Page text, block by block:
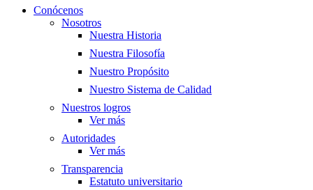
Conócenos
Nosotros
Nuestra Historia
Nuestra Filosofía
Nuestro Propósito
Nuestro Sistema de Calidad
Nuestros logros
Ver más
Autoridades
Ver más
Transparencia
Estatuto universitario